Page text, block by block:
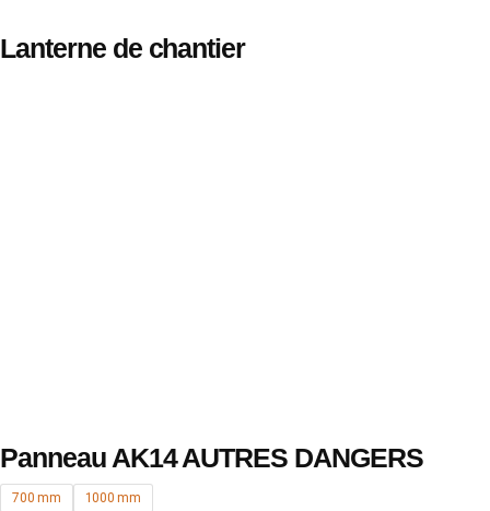
Lanterne de chantier
Panneau AK14 AUTRES DANGERS
700 mm 1000 mm